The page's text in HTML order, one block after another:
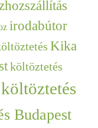
irodabútor
Kika
költöztetés
költöztetés
Budapest